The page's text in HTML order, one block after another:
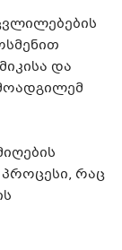
და
პროცესი, რაც